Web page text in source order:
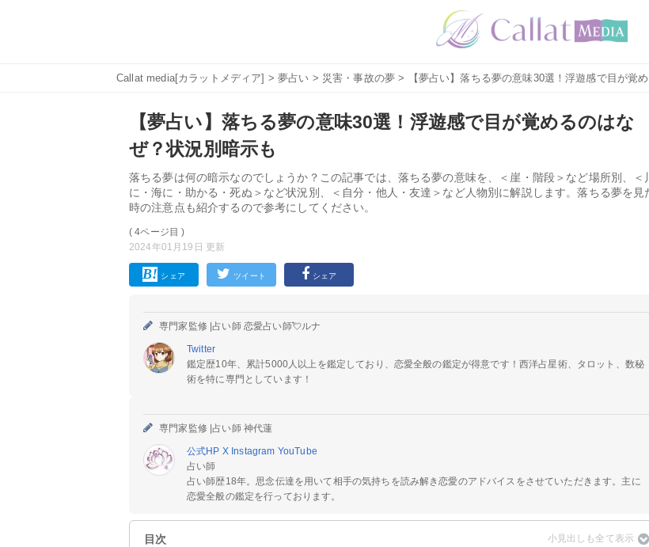
Callat media[カラットメディア] >夢占い > 災害・事故の夢 > 【夢占い】落ちる夢の意味30選！浮遊感で目が覚
【夢占い】落ちる夢の意味30選！浮遊感で目が覚めるのはな
ぜ？状況別暗示も
落ちる夢は何の暗示なのでしょうか？この記事では、落ちる夢の意味を、＜崖・階段＞など場所別、＜
に・海に・助かる・死ぬ＞など状況別、＜自分・他人・友達＞など人物別に解説します。落ちる夢を見
時の注意点も紹介するので参考にしてください。
( 4ページ目 )
2024年01月19日 更新
シェア ツイート シェア
専門家監修 |占い師 恋愛占い師💘ルナ
Twitter
鑑定歴10年、累計5000人以上を鑑定しており、恋愛全般の鑑定が得意です！西洋占星術、タロット、数秘
術を特に専門としています！
専門家監修 |占い師 神代蓮
公式HP X Instagram YouTube
占い師
占い師歴18年。思念伝達を用いて相手の気持ちを読み解き恋愛のアドバイスをさせていただきます。主に
恋愛全般の鑑定を行っております。
目次